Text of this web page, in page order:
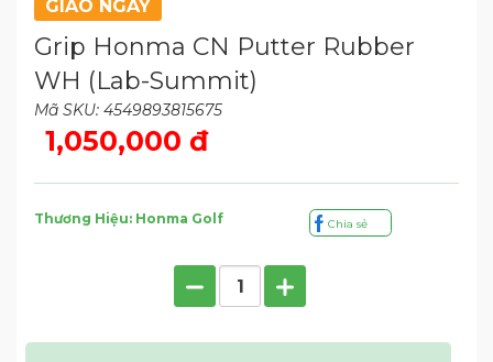
GIAO NGAY
Grip Honma CN Putter Rubber
WH (Lab-Summit)
Mã SKU: 4549893815675
1,050,000 đ
Thương Hiệu: Honma Golf Chia sẻ